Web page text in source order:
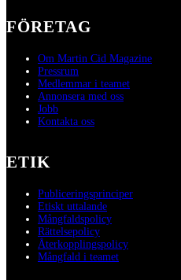
FÖRETAG
Om Martin Cid Magazine
Pressrum
Medlemmar i teamet
Annonsera med oss
Jobb
Kontakta oss
ETIK
Publiceringsprinciper
Etiskt uttalande
Mångfaldspolicy
Rättelsepolicy
Återkopplingspolicy
Mångfald i teamet